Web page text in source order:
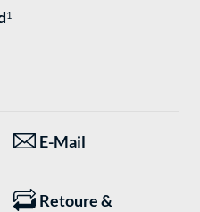
1
E-Mail
Retoure &